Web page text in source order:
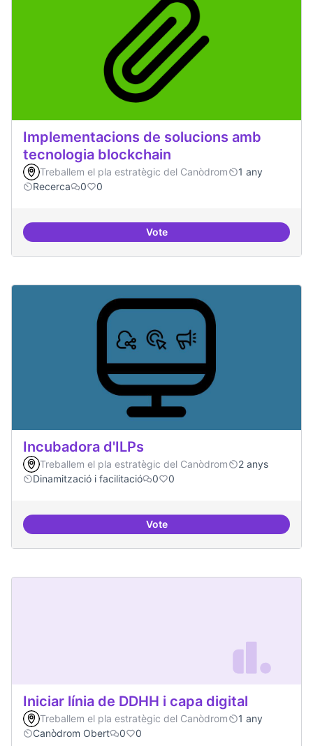
Implementacions de solucions amb
tecnologia blockchain
Treballem el pla estratègic del Canòdrom
1 any
Recerca
0 0
VoteImplementacions de solucions
Incubadora d'ILPs
Treballem el pla estratègic del Canòdrom
2 anys
Dinamització i facilitació
0 0
VoteIncubadora d'ILPs
Iniciar línia de DDHH i capa digital
Treballem el pla estratègic del Canòdrom
1 any
Canòdrom Obert
0 0